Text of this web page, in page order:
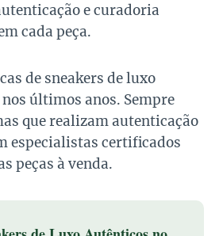
e curadoria
cada peça.
de sneakers de luxo
últimos anos. Sempre
que realizam autenticação
especialistas certificados
peças à venda.